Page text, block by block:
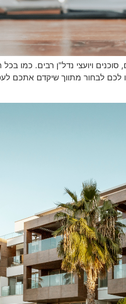
ויועצי נדל"ן רבים. כמו
לכם לבחור מתווך שיקדם אתכם